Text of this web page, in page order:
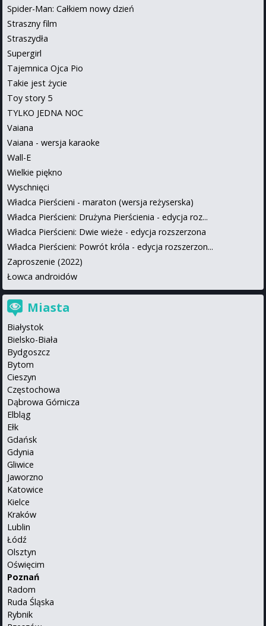
Spider-Man: Całkiem nowy dzień
Straszny film
Straszydła
Supergirl
Tajemnica Ojca Pio
Takie jest życie
Toy story 5
TYLKO JEDNA NOC
Vaiana
Vaiana - wersja karaoke
Wall-E
Wielkie piękno
Wyschnięci
Władca Pierścieni - maraton (wersja reżyserska)
Władca Pierścieni: Drużyna Pierścienia - edycja roz...
Władca Pierścieni: Dwie wieże - edycja rozszerzona
Władca Pierścieni: Powrót króla - edycja rozszerzon...
Zaproszenie (2022)
Łowca androidów
Miasta
Białystok
Bielsko-Biała
Bydgoszcz
Bytom
Cieszyn
Częstochowa
Dąbrowa Górnicza
Elbląg
Ełk
Gdańsk
Gdynia
Gliwice
Jaworzno
Katowice
Kielce
Kraków
Lublin
Łódź
Olsztyn
Oświęcim
Poznań
Radom
Ruda Śląska
Rybnik